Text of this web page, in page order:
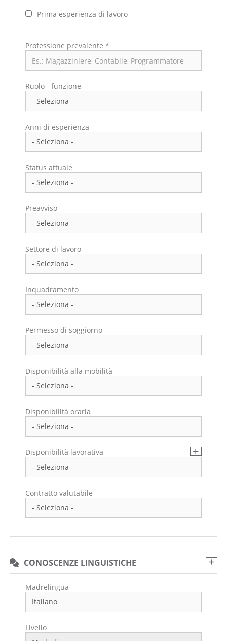
Prima esperienza di lavoro
Professione prevalente *
Ruolo - funzione
Anni di esperienza
Status attuale
Preavviso
Settore di lavoro
Inquadramento
Permesso di soggiorno
Disponibilità alla mobilità
Disponibilità oraria
Disponibilità lavorativa
Contratto valutabile
CONOSCENZE LINGUISTICHE
Madrelingua
Livello